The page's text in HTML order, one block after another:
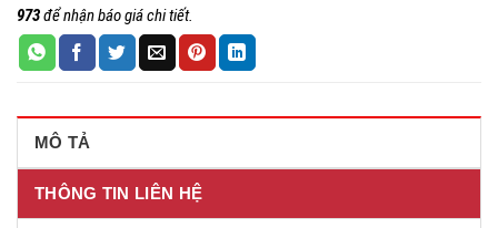
973để nhận báo giá chi tiết.
MÔ TẢ
THÔNG TIN LIÊN HỆ